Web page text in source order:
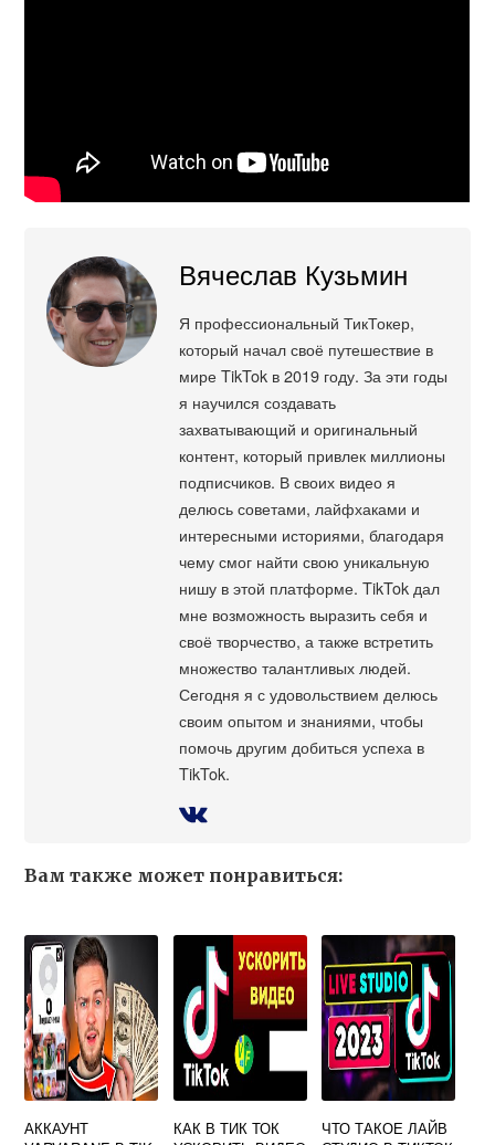
Вячеслав Кузьмин
Я профессиональный ТикТокер,
который начал своё путешествие в
мире TikTok в 2019 году. За эти годы
я научился создавать
захватывающий и оригинальный
контент, который привлек миллионы
подписчиков. В своих видео я
делюсь советами, лайфхаками и
интересными историями, благодаря
чему смог найти свою уникальную
нишу в этой платформе. TikTok дал
мне возможность выразить себя и
своё творчество, а также встретить
множество талантливых людей.
Сегодня я с удовольствием делюсь
своим опытом и знаниями, чтобы
помочь другим добиться успеха в
TikTok.
Вам также может понравиться:
АККАУНТ
КАК В ТИК ТОК
ЧТО ТАКОЕ ЛАЙВ